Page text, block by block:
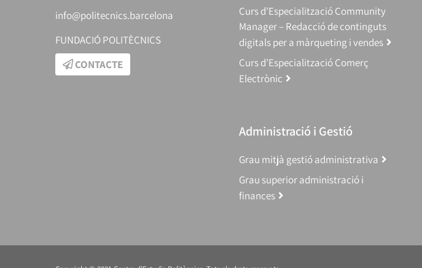
info@politecnics.barcelona
FUNDACIÓ POLITÈCNICS
CONTACTE
Curs d’Especialització Community
Manager – Redacció de continguts
digitals per a màrqueting i vendes
Curs d’Especialització Comerç
Electrònic
Administració i Gestió
Grau mitjà gestió administrativa
Grau superior administració i
finances